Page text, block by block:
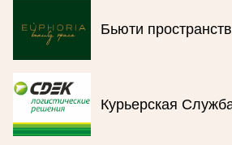
Бьюти
Курьерская